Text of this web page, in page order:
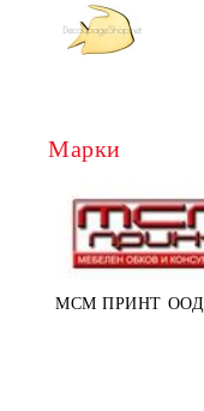
Марки
МСМ ПРИНТ ООД